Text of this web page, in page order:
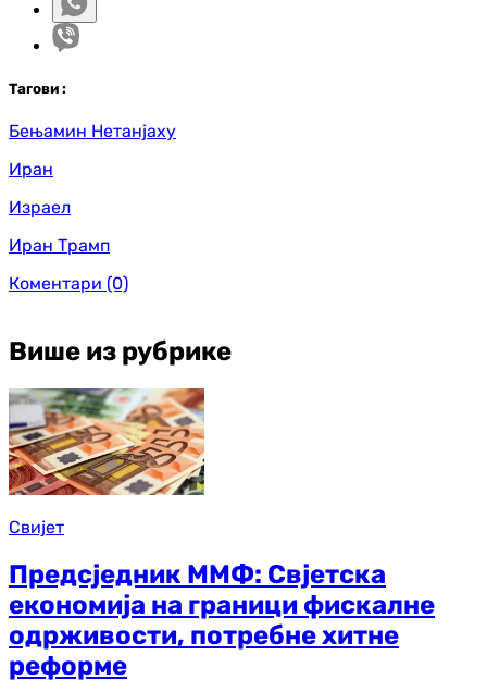
Тагови :
Бењамин Нетанјаху
Иран
Израел
Иран Трамп
Коментари (0)
Више из рубрике
Свијет
Предсједник ММФ: Свјетска
економија на граници фискалне
одрживости, потребне хитне
реформе